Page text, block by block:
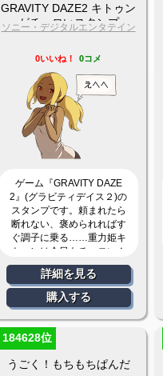
GRAVITY DAZE2 キトゥン
がチョロいスタンプ
ソニー・デジタルエンタテイン
0いいね！ 0コメ
ゲーム『GRAVITY DAZE
2』(グラビティデイス２)の
スタンプです。頼まれたら
断れない、褒められればす
ぐ調子に乗る……重力姫キ
トゥンは今日もチョロい！
詳細を見る
購入する
184628位
うごく！もちもちぱんだ